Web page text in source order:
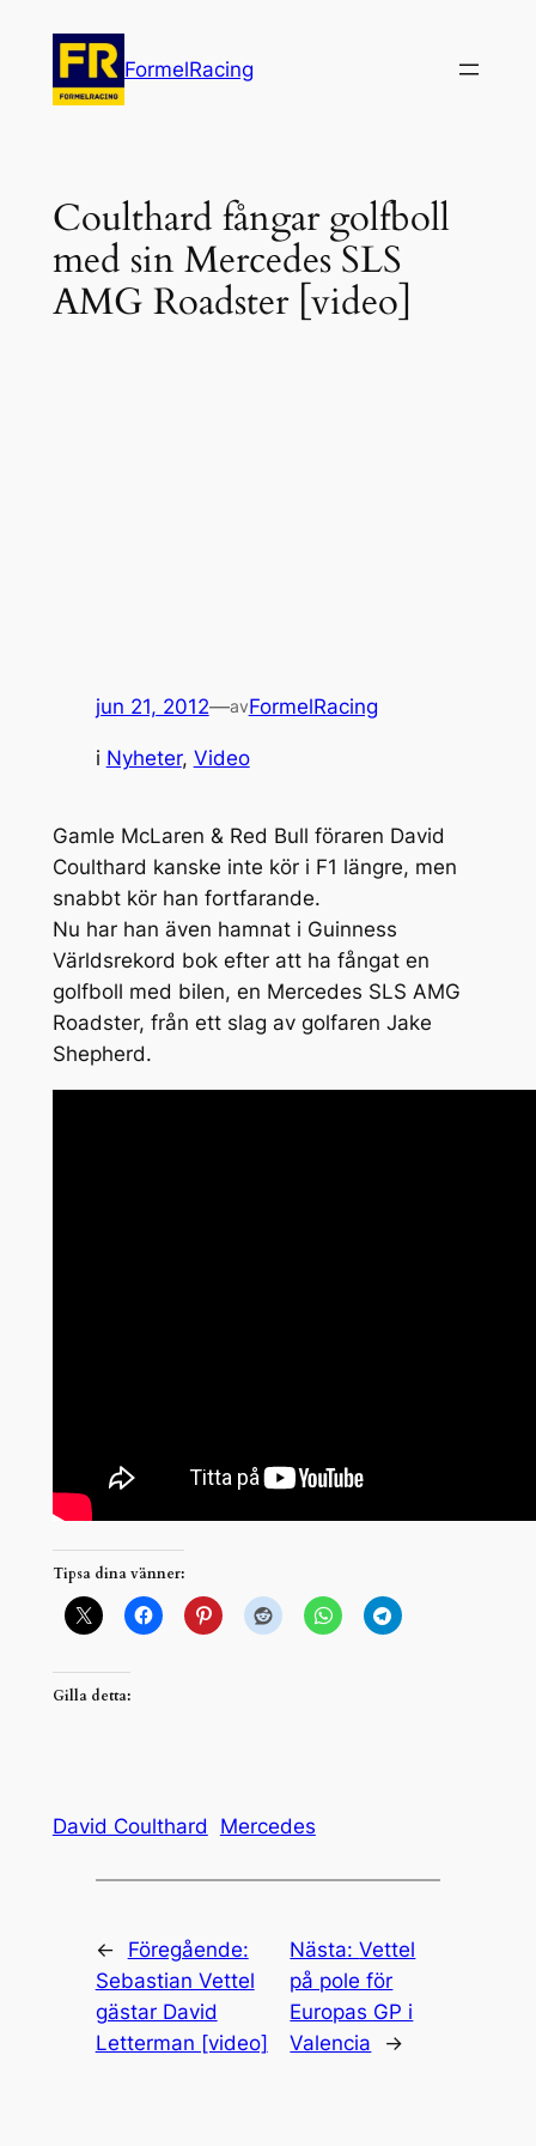
innehåll
FormelRacing
Coulthard fångar golfboll
med sin Mercedes SLS
AMG Roadster [video]
jun 21, 2012—avFormelRacing
i Nyheter, Video
Gamle McLaren & Red Bull föraren David
Coulthard kanske inte kör i F1 längre, men
snabbt kör han fortfarande.
Nu har han även hamnat i Guinness
Världsrekord bok efter att ha fångat en
golfboll med bilen, en Mercedes SLS AMG
Roadster, från ett slag av golfaren Jake
Shepherd.
Tipsa dina vänner:
Gilla detta:
David Coulthard Mercedes
←
Föregående:
Sebastian Vettel
gästar David
Letterman [video]
Nästa:Vettel
på pole för
Europas GP i
Valencia
→